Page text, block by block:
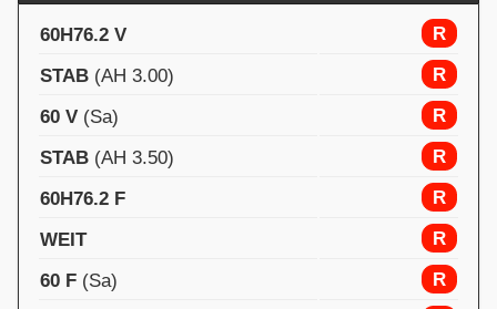
60H76.2 V
R
STAB (AH 3.00)
R
60 V (Sa)
R
STAB (AH 3.50)
R
60H76.2 F
R
WEIT
R
60 F (Sa)
R